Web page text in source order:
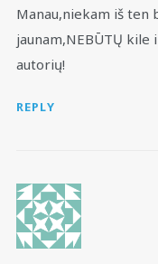
Manau,niekam iš ten
jaunam,NEBŪTŲ kile
autorių!
REPLY